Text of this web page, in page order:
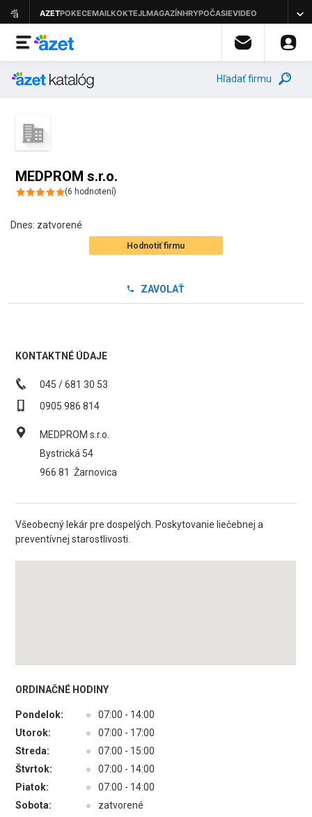
Hľadať firmu
MEDPROM s.r.o.
(6 hodnotení)
Dnes: zatvorené
Hodnotiť firmu
ZAVOLAŤ
KONTAKTNÉ ÚDAJE
045 / 681 30 53
0905 986 814
MEDPROM s.r.o.
Bystrická 54
966 81 Žarnovica
Všeobecný lekár pre dospelých. Poskytovanie liečebnej a
preventívnej starostlivosti.
ORDINAČNÉ HODINY
Pondelok: ●
07:00 - 14:00
Utorok:
●
07:00 - 17:00
Streda:
●
07:00 - 15:00
Štvrtok:
●
07:00 - 14:00
Piatok:
●
07:00 - 14:00
Sobota:
●
zatvorené